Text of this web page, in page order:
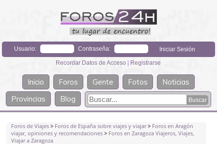
Usuario: Contraseña:
Recordar Datos de Acceso | Registrarse
Inicio Foros Gente Fotos
Noticias
Provincias
Blog
Foros de Viajes > Foros de España sobre viajes y viajar> Foros en Aragón
viajar, opiniones y recomendaciones > Foros en Zaragoza Viajeros, Viajes,
Viajar a Zaragoza